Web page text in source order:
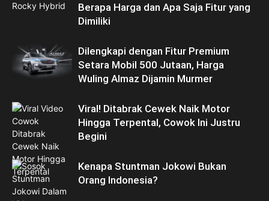
Berapa Harga dan Apa Saja Fitur yang
Dimiliki
Dilengkapi dengan Fitur Premium
Setara Mobil 500 Jutaan, Harga
Wuling Almaz Dijamin Murmer
Viral! Ditabrak Cewek Naik Motor
Hingga Terpental, Cowok Ini Justru
Begini
Kenapa Stuntman Jokowi Bukan
Orang Indonesia?